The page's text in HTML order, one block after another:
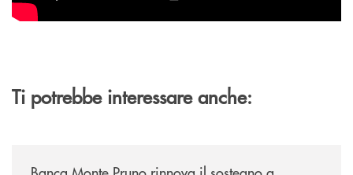
Ti potrebbe interessare anche: